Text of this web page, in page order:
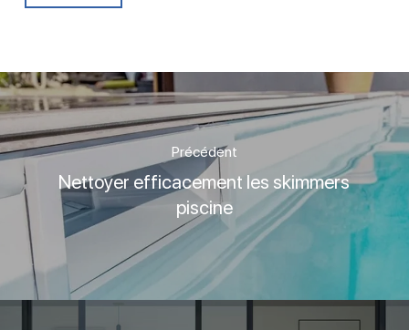
Précédent
Nettoyer efficacement les skimmers
piscine